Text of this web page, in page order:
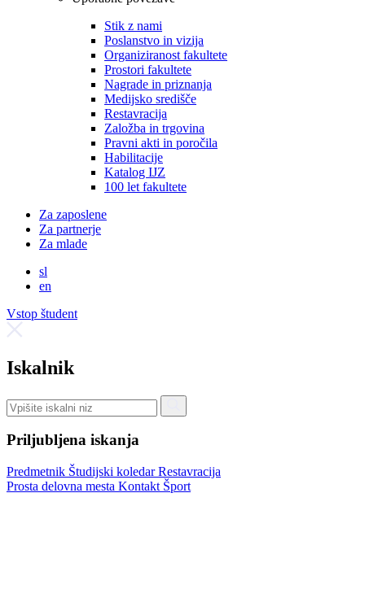
Stik z nami
Poslanstvo in vizija
Organiziranost fakultete
Prostori fakultete
Nagrade in priznanja
Medijsko središče
Restavracija
Založba in trgovina
Pravni akti in poročila
Habilitacije
Katalog IJZ
100 let fakultete
Za zaposlene
Za partnerje
Za mlade
sl
en
Vstop študent
Iskalnik
Priljubljena iskanja
Predmetnik Študijski koledarRestavracija
Prosta delovna mesta Kontakt Šport